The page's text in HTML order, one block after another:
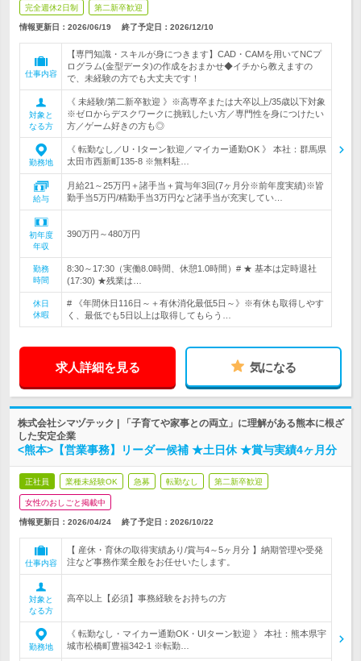
完全週休2日制 第二新卒歓迎
情報更新日：2026/06/19 終了予定日： 2026/12/10
仕事内容
【専門知識・スキルが身につきます】CAD・CAMを用いてNCプ
ログラム(金型データ)の作成をおまかせ◆イチから教えますの
で、未経験の方でも大丈夫です！
対象と
なる方
《 未経験/第二新卒歓迎 》※高専卒または大卒以上/35歳以下対象
※ゼロからデスクワークに挑戦したい方／専門性を身につけたい
方／ゲーム好きの方も◎
勤務地
《 転勤なし／U・Iターン歓迎／マイカー通勤OK 》 本社：群馬県
太田市西新町135-8 ※無料駐…
給与
月給21～25万円＋諸手当＋賞与年3回(7ヶ月分※前年度実績)※皆
勤手当5万円/精勤手当3万円など諸手当が充実してい…
初年度
年収
390万円～480万円
勤務
時間
8:30～17:30（実働8.0時間、休憩1.0時間）# ★ 基本は定時退社
(17:30) ★残業は…
休日
休暇
# 《年間休日116日～＋有休消化最低5日～》※有休も取得しやす
く、最低でも5日以上は取得してもらう…
求人詳細を見る 気になる
株式会社シマヅテック | 「子育てや家事との両立」に理解がある熊本に根ざ
した安定企業
<熊本>【営業事務】リーダー候補 ★土日休 ★賞与実績4ヶ月分
正社員 業種未経験OK 急募 転勤なし 第二新卒歓迎
女性のおしごと掲載中
情報更新日：2026/04/24 終了予定日： 2026/10/22
仕事内容
【 産休・育休の取得実績あり/賞与4～5ヶ月分 】納期管理や受発
注など事務作業全般をお任せいたします。
対象と
なる方
高卒以上【必須】事務経験をお持ちの方
勤務地
《 転勤なし・マイカー通勤OK・UIターン歓迎 》 本社：熊本県宇
城市松橋町豊福342-1 ※転勤…